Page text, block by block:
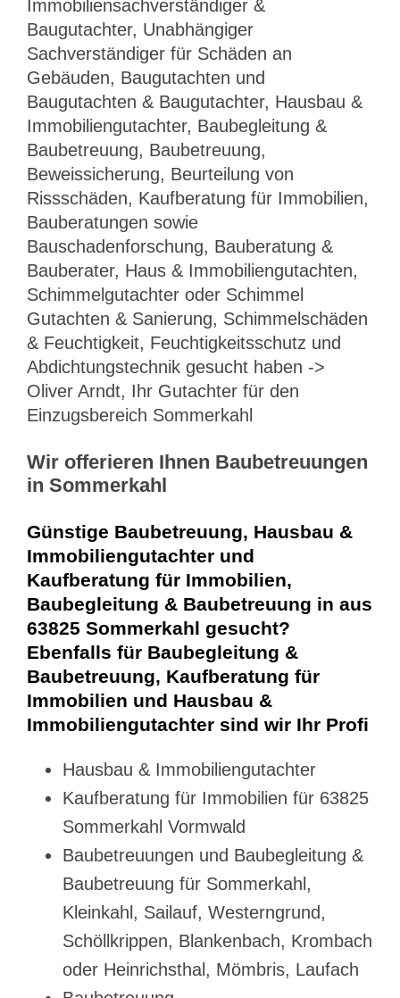
Immobiliensachverständiger &
Baugutachter, Unabhängiger
Sachverständiger für Schäden an
Gebäuden, Baugutachten und
Baugutachten & Baugutachter, Hausbau &
Immobiliengutachter, Baubegleitung &
Baubetreuung, Baubetreuung,
Beweissicherung, Beurteilung von
Rissschäden, Kaufberatung für Immobilien,
Bauberatungen sowie
Bauschadenforschung, Bauberatung &
Bauberater, Haus & Immobiliengutachten,
Schimmelgutachter oder Schimmel
Gutachten & Sanierung, Schimmelschäden
& Feuchtigkeit, Feuchtigkeitsschutz und
Abdichtungstechnik gesucht haben ->
Oliver Arndt, Ihr Gutachter für den
Einzugsbereich Sommerkahl
Wir offerieren Ihnen Baubetreuungen
in Sommerkahl
Günstige Baubetreuung, Hausbau &
Immobiliengutachter und
Kaufberatung für Immobilien,
Baubegleitung & Baubetreuung in aus
63825 Sommerkahl gesucht?
Ebenfalls für Baubegleitung &
Baubetreuung, Kaufberatung für
Immobilien und Hausbau &
Immobiliengutachter sind wir Ihr Profi
Hausbau & Immobiliengutachter
Kaufberatung für Immobilien für 63825
Sommerkahl Vormwald
Baubetreuungen und Baubegleitung &
Baubetreuung für Sommerkahl,
Kleinkahl, Sailauf, Westerngrund,
Schöllkrippen, Blankenbach, Krombach
oder Heinrichsthal, Mömbris, Laufach